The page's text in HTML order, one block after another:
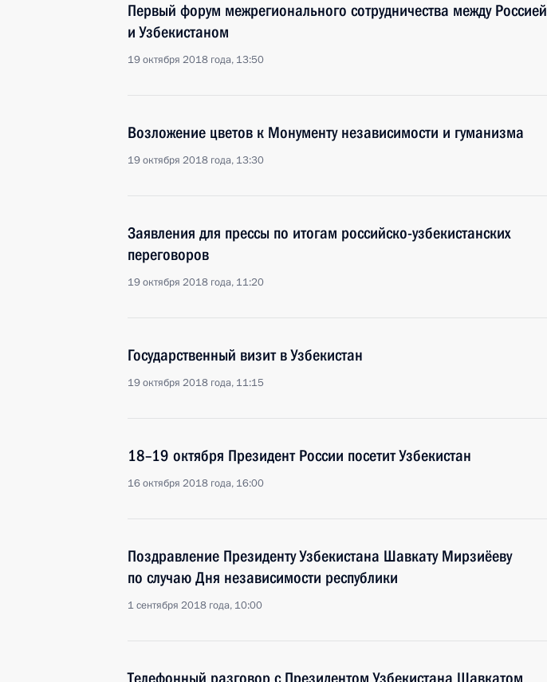
Первый форум межрегионального сотрудничества между Россией
и Узбекистаном
19 октября 2018 года, 13:50
Возложение цветов к Монументу независимости и гуманизма
19 октября 2018 года, 13:30
Заявления для прессы по итогам российско-узбекистанских
переговоров
19 октября 2018 года, 11:20
Государственный визит в Узбекистан
19 октября 2018 года, 11:15
18–19 октября Президент России посетит Узбекистан
16 октября 2018 года, 16:00
Поздравление Президенту Узбекистана Шавкату Мирзиёеву
по случаю Дня независимости республики
1 сентября 2018 года, 10:00
Телефонный разговор с Президентом Узбекистана Шавкатом